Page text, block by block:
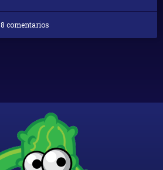
8 comentarios